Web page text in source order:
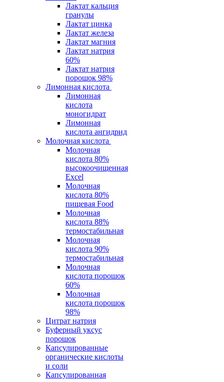
Лактат кальция
гранулы
Лактат цинка
Лактат железа
Лактат магния
Лактат натрия
60%
Лактат натрия
порошок 98%
Лимонная кислота
Лимонная
кислота
моногидрат
Лимонная
кислота ангидрид
Молочная кислота
Молочная
кислота 80%
высокоочищенная
Excel
Молочная
кислота 80%
пищевая Food
Молочная
кислота 88%
термостабильная
Молочная
кислота 90%
термостабильная
Молочная
кислота порошок
60%
Молочная
кислота порошок
98%
Цитрат натрия
Буферный уксус
порошок
Капсулированные
органические кислоты
и соли
Капсулированная